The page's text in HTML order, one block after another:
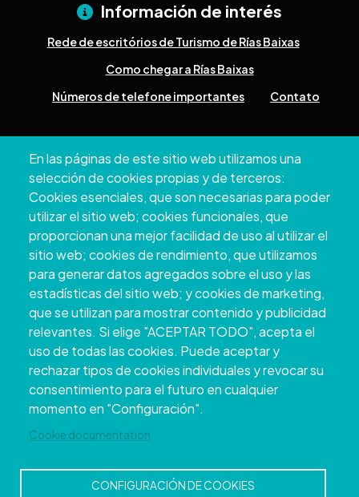
En las páginas de este sitio web utilizamos una
selección de cookies propias y de terceros:
Cookies esenciales, que son necesarias para poder
utilizar el sitio web; cookies funcionales, que
proporcionan una mejor facilidad de uso al utilizar el
sitio web; cookies de rendimiento, que utilizamos
para generar datos agregados sobre el uso y las
estadísticas del sitio web; y cookies de marketing,
que se utilizan para mostrar contenido y publicidad
relevantes. Si elige "ACEPTAR TODO", acepta el
uso de todas las cookies. Puede aceptar y
rechazar tipos de cookies individuales y revocar su
consentimiento para el futuro en cualquier
momento en "Configuración".
Cookie documentation
CONFIGURACIÓN DE COOKIES
Información de interés
Rede de escritórios de Turismo de Rías Baixas
Como chegar a Rías Baixas
Números de telefone importantes
Contato
Pontevedra
+34 986 804 100 | +34 986 804 124
Copyright © 2026. Conselho Provincial de
Pontevedra.Todos os direitos reservados